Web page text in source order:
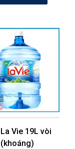
Vie 19L vòi
(khoáng)